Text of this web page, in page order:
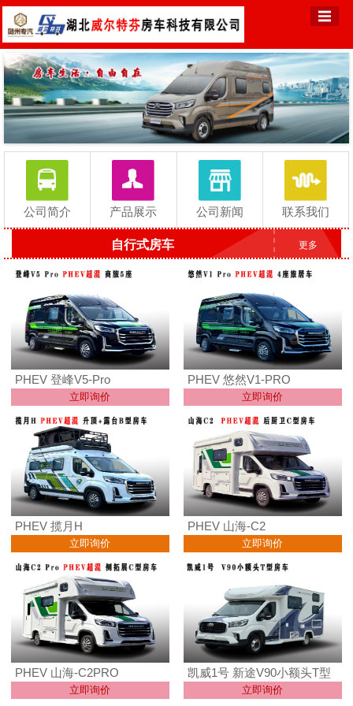
公司简介 产品展示 公司新闻 联系我们
自行式房车 更多
PHEV 登峰V5-Pro
立即询价
PHEV 悠然V1-PRO
立即询价
PHEV 揽月H
立即询价
PHEV 山海-C2
立即询价
PHEV 山海-C2PRO
立即询价
凯威1号 新途V90小额头T型
立即询价